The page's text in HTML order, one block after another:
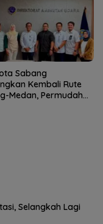
Sabang
Kembali Rute
Medan, Permudah
Selangkah Lagi